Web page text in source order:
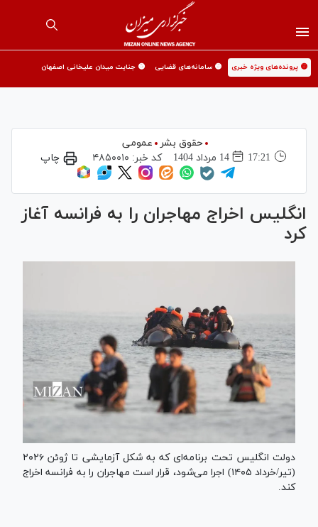
🟡 پرونده‌های ویژه خبری 🟡 سامانه‌های قضایی 🟡 جنایت میدان علیخانی اصفهان
حقوق بشر
عمومی
17:21
14 مرداد 1404 کد خبر: ۴۸۵۰۰۱۰ چاپ
انگلیس اخراج مهاجران را به فرانسه آغاز
کرد
دولت انگلیس تحت برنامه‌ای که به شکل آزمایشی تا ژوئن ۲۰۲۶
(تیر/خرداد ۱۴۰۵) اجرا می‌شود، قرار است مهاجران را به فرانسه اخراج
کند.